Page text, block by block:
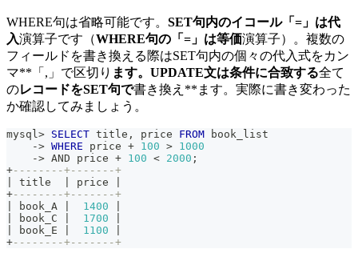
WHERE句は省略可能です。 SET句内のイコール「=」は代
入演算子です（WHERE句の「=」は等価演算子）。複数の
フィールドを書き換える際はSET句内の個々の代入式をカン
マ**「,」で区切り ます。UPDATE文は条件に合致する全て
のレコードをSET句で書き換え**ます。実際に書き変わった
か確認してみましょう。
mysql > SELECT title , price FROM book_list
-> WHERE price + 100 > 1000
-> AND price + 100 < 2000 ;
+--------+-------+
title price
+--------+-------+
book_A 1400
book_C 1700
book_E 1100
+--------+-------+